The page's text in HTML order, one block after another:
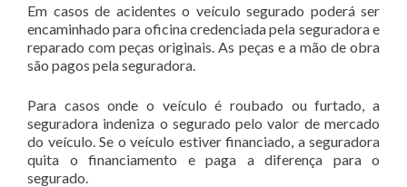
Em casos de acidentes o veículo segurado poderá ser
encaminhado para oficina credenciada pela seguradora e
reparado com peças originais. As peças e a mão de obra
são pagos pela seguradora.
Para casos onde o veículo é roubado ou furtado, a
seguradora indeniza o segurado pelo valor de mercado
do veículo. Se o veículo estiver financiado, a seguradora
quita o financiamento e paga a diferença para o
segurado.